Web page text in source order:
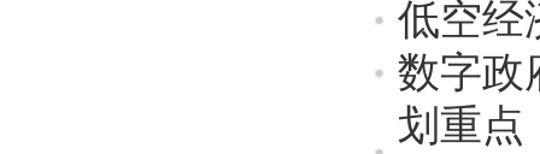
低空经
数字政
划重点